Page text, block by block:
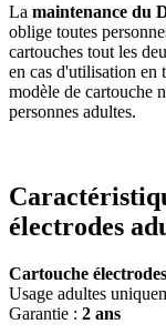
La maintenance du
oblige toutes
cartouches tout les
en cas d'utilisation en
modèle de cartouche
personnes adultes.
électrodes
Cartouche
Usage adultes
Garantie : 2 ans